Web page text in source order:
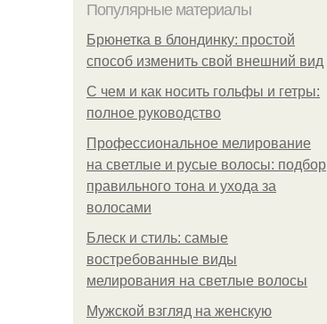
Популярные материалы
Брюнетка в блондинку: простой
способ изменить свой внешний вид
С чем и как носить гольфы и гетры:
полное руководство
Профессиональное мелирование
на светлые и русые волосы: подбор
правильного тона и ухода за
волосами
Блеск и стиль: самые
востребованные виды
мелирования на светлые волосы
Мужской взгляд на женскую